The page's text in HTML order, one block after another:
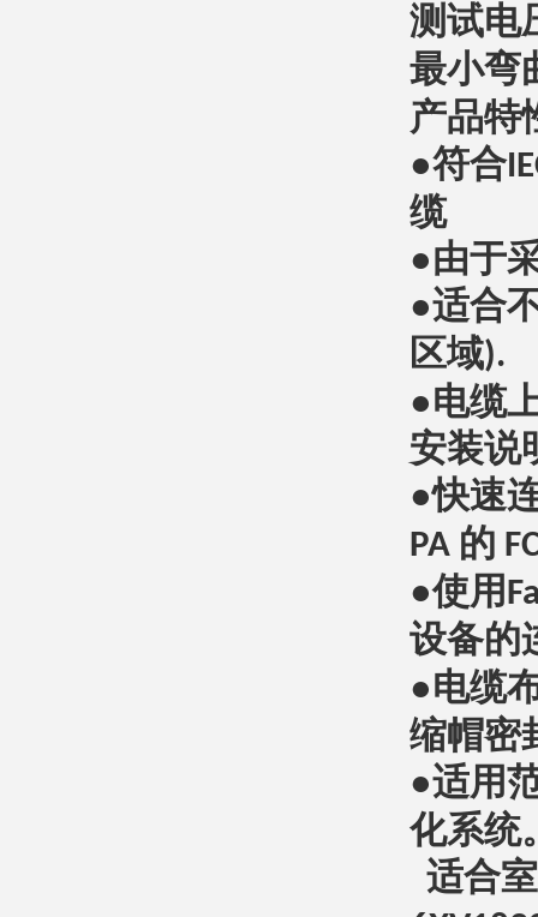
测试电
最小弯
产品特
●符合
缆
●由于
●适合
区域).
●电缆
安装说
●快速
PA 的
●使用
设备的
●电缆
缩帽密
●适用
化系统
适合